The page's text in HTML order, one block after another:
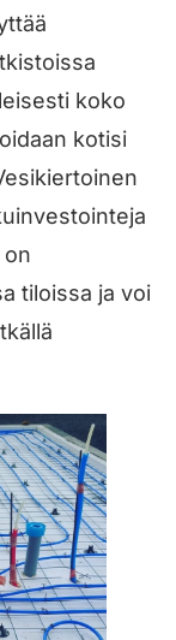
koko
kotisi
tiloissa ja voi